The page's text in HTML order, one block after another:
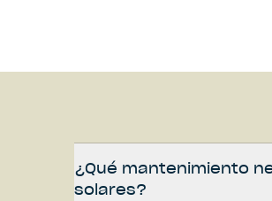
¿Qué mantenimiento
solares?